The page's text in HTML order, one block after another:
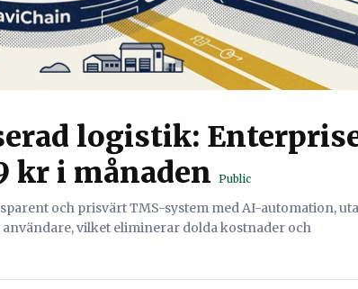
logistik:
kr i månaden Public
och prisvärt TMS-system med AI-automation,
vilket eliminerar dolda kostnader och